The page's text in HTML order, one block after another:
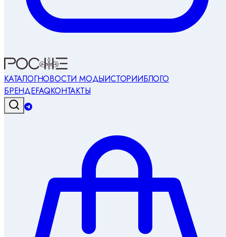
КАТАЛОГНОВОСТИ МОДЫИСТОРИИБЛОГО
БРЕНДЕFAQКОНТАКТЫ